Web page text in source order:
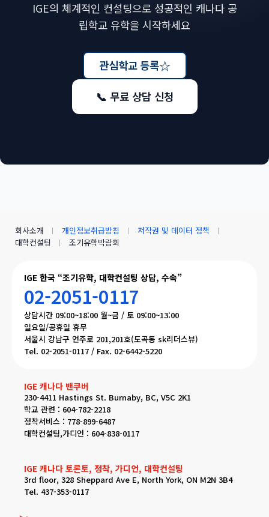
IGE의 체계적인 컨설팅으로 성공적인 캐나다 공
립학교 유학을 시작하세요
관심학교 등록☆
📞 무료 상담 신청
IGE 한국 “조기유학, 대학컨설팅 상담, 수속”
02-2051-0117
상담시간 09:00~18:00 월~금 / 토 09:00~13:00
일요일/공휴일 휴무
서울시 강남구 언주로 201,201호(도곡동 sk리더스뷰)
Tel. 02-2051-0117 / Fax. 02-6442-5220
IGE 캐나다 밴쿠버
230-4411 Hastings St. Burnaby, BC, V5C 2K1
학교 관련 : 604-782-2218
정착서비스 : 778-899-6487
대학컨설팅,가디언 : 604-838-0117
IGE 캐나다 토론토, 정착, 가디언, 대학컨설팅
3rd floor, 328 Sheppard Ave E, North York, ON M2N 3B4
Tel. 437-353-0117
회사소개 개인정보취급방침
저작권 및 데이터 정책
대학컨설팅
조기유학박람회